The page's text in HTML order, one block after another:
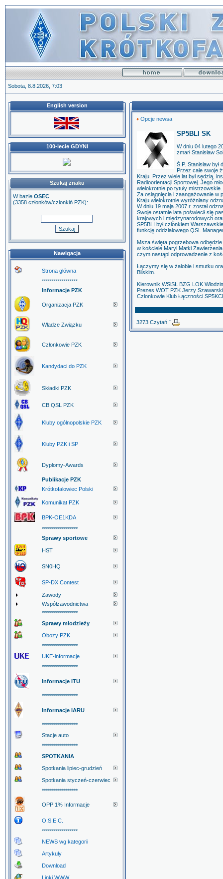
Sobota, 8.8.2026, 7:03
English version
100-lecie GDYNI
Szukaj znaku
W bazie OSEC
(3358 członków/członkiń PZK):
Nawigacja
Strona główna
******************
Informacje PZK
Organizacja PZK
Władze Związku
Członkowie PZK
Kandydaci do PZK
Składki PZK
CB QSL PZK
Kluby ogólnopolskie PZK
Kluby PZK i SP
Dyplomy-Awards
Publikacje PZK
Krótkofalowiec Polski
Komunikat PZK
BPK-OE1KDA
******************
Sprawy sportowe
HST
SN0HQ
SP-DX Contest
Zawody
Współzawodnictwa
******************
Sprawy młodzieży
Obozy PZK
******************
UKE-informacje
******************
Informacje ITU
******************
Informacje IARU
******************
Stacje auto
******************
SPOTKANIA
Spotkania lipiec-grudzień
Spotkania styczeń-czerwiec
******************
OPP 1% Informacje
O.S.E.C.
******************
NEWS wg kategorii
Artykuły
Download
Linki WWW
Opcje newsa
SP5BLI SK
W dniu 04 lutego
zmarł Stanisław
Ś.P. Stanisław
Przez całe swoje
Kraju. Przez wiele lat był sędzią,
Radioorientacji Sportowej. Jego
wielokrotnie po tytuły mistrzowskie.
Za osiągnięcia i zaangażowanie w
Kraju wielokrotnie wyróżniany
W dniu 19 maja 2007 r. został
Swoje ostatnie lata poświecił się
krajowych i międzynarodowych
SP5BLI był członkiem
funkcję oddziałowego QSL
Msza święta pogrzebowa
w kościele Maryi Matki
czym nastąpi odprowadzenie z
Łączymy się w żałobie i smutku
Bliskim.
Kierownik WSiSŁ BZG LOK
Prezes WOT PZK Jerzy
Członkowie Klub Łączności
3273 Czytań ˇ